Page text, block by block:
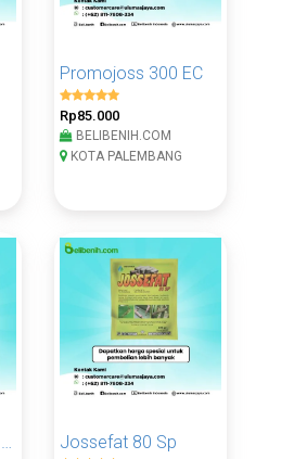
Promojoss 300 EC
Rp85.000
BELIBENIH.COM
KOTA PALEMBANG
Rajapromotrin 300 EC Jossefat 80 Sp